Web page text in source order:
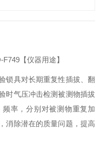
F749【仪器用途】
锁具对长期重复性插拔、翻
时气压冲击检测被测物插拔
率，分别对被测物重复加
消除潜在的质量问题，提高